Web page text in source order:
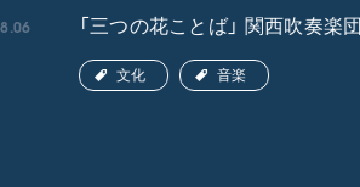
「三つの花ことば」 関西吹奏楽団
文化 音楽